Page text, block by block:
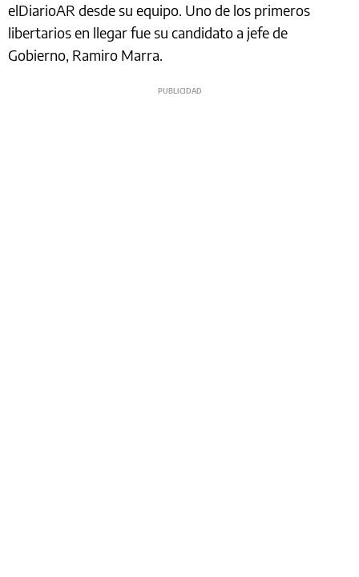
elDiarioAR desde su equipo. Uno de los primeros
libertarios en llegar fue su candidato a jefe de
Gobierno, Ramiro Marra.